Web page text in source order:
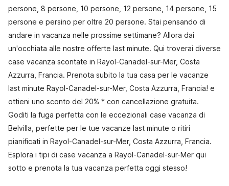
persone, 8 persone, 10 persone, 12 persone, 14 persone, 15
persone e persino per oltre 20 persone. Stai pensando di
andare in vacanza nelle prossime settimane? Allora dai
un'occhiata alle nostre offerte last minute. Qui troverai diverse
case vacanza scontate in Rayol-Canadel-sur-Mer, Costa
Azzurra, Francia. Prenota subito la tua casa per le vacanze
last minute Rayol-Canadel-sur-Mer, Costa Azzurra, Francia! e
ottieni uno sconto del 20% * con cancellazione gratuita.
Goditi la fuga perfetta con le eccezionali case vacanza di
Belvilla, perfette per le tue vacanze last minute o ritiri
pianificati in Rayol-Canadel-sur-Mer, Costa Azzurra, Francia.
Esplora i tipi di case vacanza a Rayol-Canadel-sur-Mer qui
sotto e prenota la tua vacanza perfetta oggi stesso!